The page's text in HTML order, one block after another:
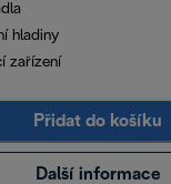
hladiny
zařízení
Přidat do košíku
Další informace